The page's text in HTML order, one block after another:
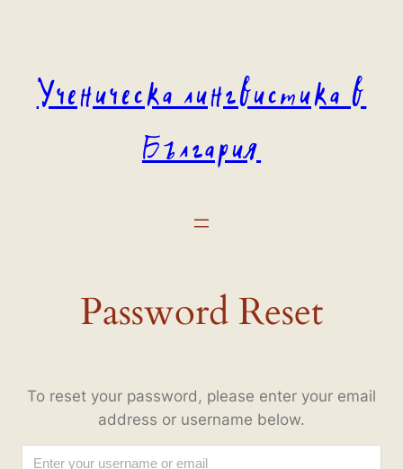
Ученическа лингвистика в
България
Password Reset
To reset your password, please enter your email
address or username below.